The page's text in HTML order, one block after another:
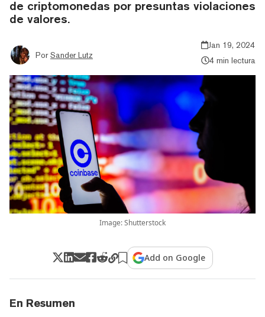
de criptomonedas por presuntas violaciones
de valores.
Por Sander Lutz
Jan 19, 2024
4 min lectura
Image: Shutterstock
Add on Google
En Resumen